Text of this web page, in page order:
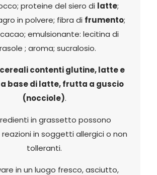
proteine del siero di latte;
in polvere; fibra di frumento;
emulsionante: lecitina di
; aroma; sucralosio.
cereali contenti glutine, latte e
base di latte, frutta a guscio
(nocciole).
in grassetto possono
in soggetti allergici o non
tolleranti.
in un luogo fresco, asciutto,